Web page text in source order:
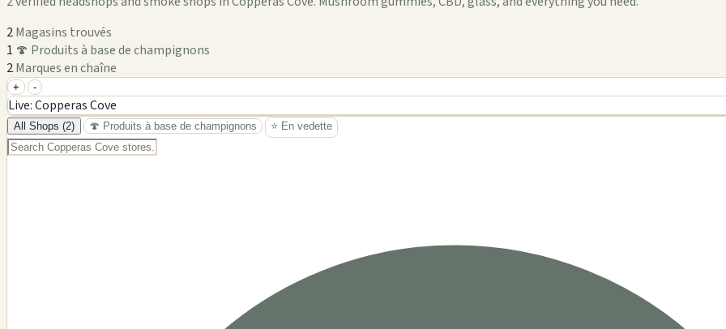
2Magasins trouvés
1 🍄 Produits à base de champignons
2Marques en chaîne
+
−
+ -
Live: Copperas Cove
All Shops (2) 🍄 Produits à base de champignons ⭐ En vedette